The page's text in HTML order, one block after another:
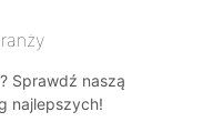
Sprawdź naszą
najlepszych!